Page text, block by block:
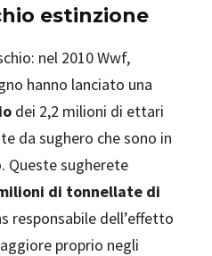
estinzione
nel 2010 Wwf,
hanno lanciato una
dei 2,2 milioni di ettari
da sughero che sono in
Queste sugherete
di tonnellate di
responsabile dell’effetto
proprio negli